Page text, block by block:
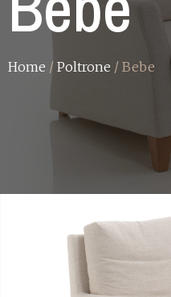
Home / Poltrone / Bebe